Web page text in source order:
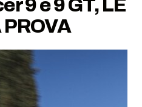
9 e 9 GT, LE
PROVA